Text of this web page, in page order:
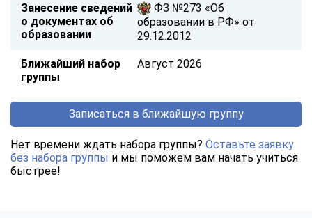
Занесение сведений
о документах об
образовании
ФЗ №273 «Об
образовании в РФ» от
29.12.2012
Ближайший набор
группы
Август 2026
Записаться в ближайшую группу
Нет времени ждать набора группы? Оставьте заявку
без набора группы и мы поможем вам начать учиться
быстрее!